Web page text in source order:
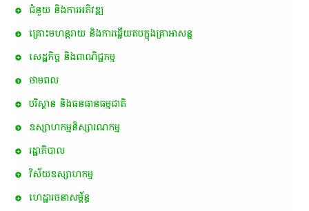
ជំនួយ និងការអភិវឌ្ឍ
គ្រោះមហន្តរាយ និងការឆ្លើយតបក្នុងគ្រាអាសន្ន
សេដ្ឋកិច្ច និងពាណិជ្ជកម្ម
ថាមពល
បរិស្ថាន និងធនធានធម្មជាតិ
ឧស្សាហកម្មនិស្សារណកម្ម
រដ្ឋាភិបាល
វិស័យឧស្សាហកម្ម
ហេដ្ឋារចនាសម្ព័ន្ធ